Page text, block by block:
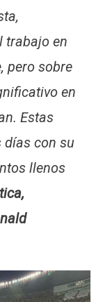
trabajo en
pero sobre
en
Estas
con su
llenos